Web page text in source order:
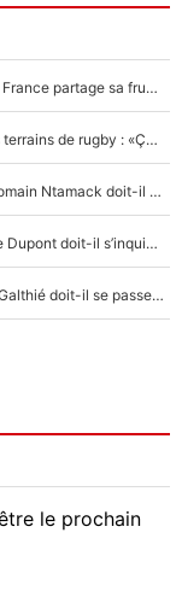
Mis de côté par Fabien Galthié, un joueur du XV de France partage sa frustration : «ils ne me l’ont pas dit tout de suite»
La raison d'être de Matthieu Jalibert en dehors des terrains de rugby : «Ça m'atteint autant que si tu touches à un membre de ma famille»
XV de France - Matthieu Jalibert a tout changé : Romain Ntamack doit-il s’inquiéter pour sa place à un an de la Coupe du monde ?
«Le XV de France est meilleur avec Lucu» : Antoine Dupont doit-il s’inquiéter pour sa place ?
Le XV de France a trouvé son remplaçant : Fabien Galthié doit-il se passer d'Antoine Dupont ?
le prochain